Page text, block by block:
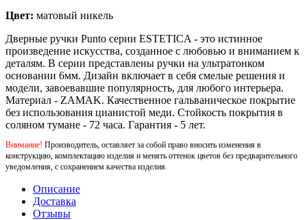
Цвет: матовый никель
Дверные ручки Punto серии ESTETICA - это истинное
произведение искусства, созданное с любовью и вниманием к
деталям. В серии представлены ручки на ультратонком
основании 6мм. Дизайн включает в себя смелые решения и
модели, завоевавшие популярность, для любого интерьера.
Материал - ZAMAK. Качественное гальваническое покрытие
без использования цианистой меди. Стойкость покрытия в
соляном тумане - 72 часа. Гарантия - 5 лет.
Внимание! Производитель, оставляет за собой право вносить изменения в
конструкцию, комплектацию изделия и менять оттенок цветов без предварительного
уведомления, с сохранением качества изделия.
Описание
Доставка
Отзывы